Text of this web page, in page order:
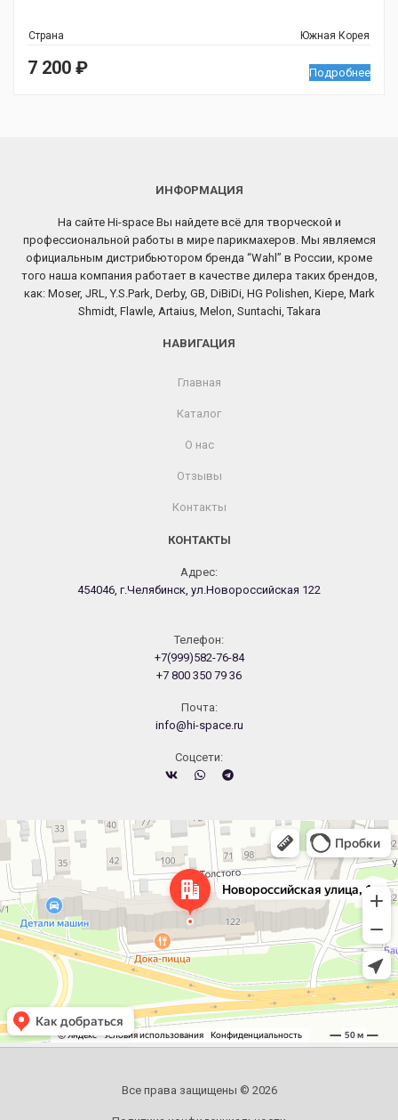
Страна Южная Корея
7 200 ₽ Подробнее
ИНФОРМАЦИЯ
На сайте Hi-space Вы найдете всё для творческой и
профессиональной работы в мире парикмахеров. Мы являемся
официальным дистрибьютором бренда “Wahl” в России, кроме
того наша компания работает в качестве дилера таких брендов,
как: Moser, JRL, Y.S.Park, Derby, GB, DiBiDi, HG Polishen, Kiepe, Mark
Shmidt, Flawle, Artaius, Melon, Suntachi, Takara
НАВИГАЦИЯ
Главная
Каталог
О нас
Отзывы
Контакты
КОНТАКТЫ
Адрес:
454046, г.Челябинск, ул.Новороссийская 122
Телефон:
+7(999)582-76-84
+7 800 350 79 36
Почта:
info@hi-space.ru
Cоцсети:
Челябинск
Новороссийская улица, 122 — Яндекс.Карты
Все права защищены © 2026